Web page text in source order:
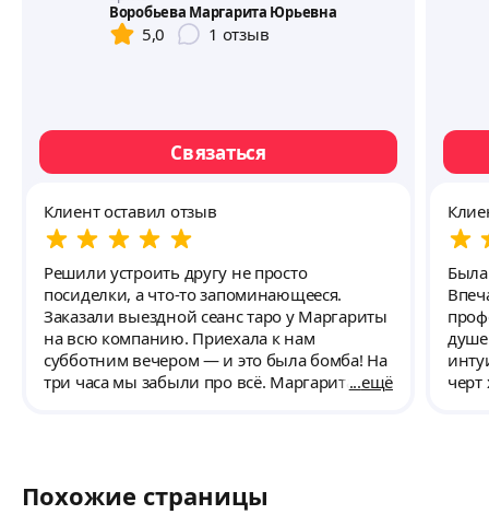
Воробьева Маргарита Юрьевна
5,0 1 отзыв
Связаться
Клиент оставил отзыв
Решили устроить другу не просто
посиделки, а что-то запоминающееся.
Заказали выездной сеанс таро у Маргариты
на всю компанию. Приехала к нам
субботним вечером — и это была бомба! На
три часа мы забыли про всё. Маргарита —
вопросы (от серьёзных до шуточных) с
таким умом и обаянием, что все были в
ещё
черт
Похожие страницы